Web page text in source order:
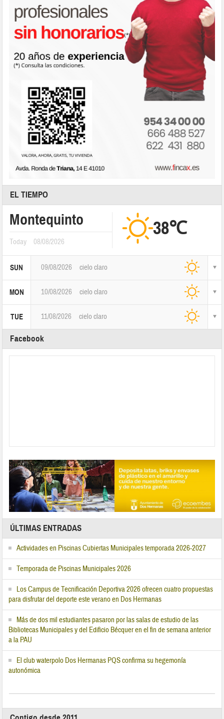
EL TIEMPO
Montequinto
Today 08/08/2026
38℃
SUN 09/08/2026 cielo claro
MON 10/08/2026 cielo claro
TUE 11/08/2026 cielo claro
Facebook
ÚLTIMAS ENTRADAS
Actividades en Piscinas Cubiertas Municipales temporada 2026-2027
Temporada de Piscinas Municipales 2026
Los Campus de Tecnificación Deportiva 2026 ofrecen cuatro propuestas
para disfrutar del deporte este verano en Dos Hermanas
Más de dos mil estudiantes pasaron por las salas de estudio de las
Bibliotecas Municipales y del Edificio Bécquer en el fin de semana anterior
a la PAU
El club waterpolo Dos Hermanas PQS confirma su hegemonía
autonómica